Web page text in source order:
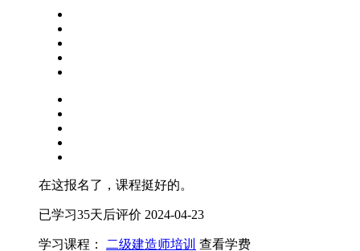
在这报名了，课程挺好的。
已学习35天后评价 2024-04-23
学习课程： 二级建造师培训 查看学费